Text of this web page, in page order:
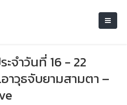
จำวันที่ 16 - 22
าวุธจับยามสามตา –